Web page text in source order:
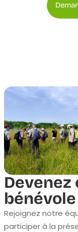
bénévole
Rejoignez notre
participer à la